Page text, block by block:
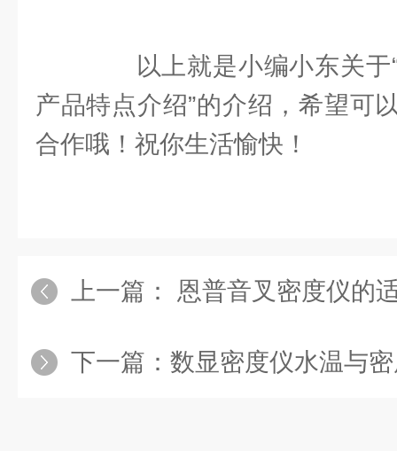
以上就是小编小东关于
产品特点介绍”的介绍，希望可
合作哦！祝你生活愉快！
上一篇： 恩普音叉密度仪的适用范
下一篇： 数显密度仪水温与